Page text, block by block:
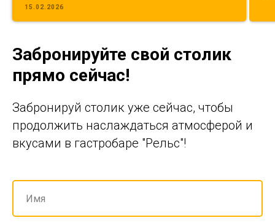
15.02.2026
Забронируйте свой столик
прямо сейчас!
Забронируй столик уже сейчас, чтобы
продолжить наслаждаться атмосферой и
вкусами в гастробаре "Рельс"!